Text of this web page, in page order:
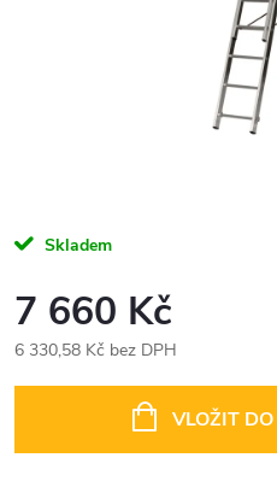
Skladem
7 660 Kč
6 330,58 Kč bez DPH
VLOŽIT